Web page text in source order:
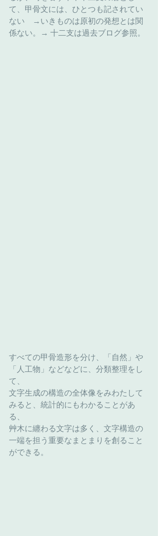
て、甲骨文には、ひとつも記されてい
ない　→いきものは原初の発想とは関
係ない。→ 十二支は過去ブログ参照。
すべての甲骨造形を分け、「自然」や
「人工物」などなどに、分類整理をし
て、
文字生成の構造の全体像をみわたして
みると、統計的にもわかることがあ
る、
艸木に纏わる文字は多く、文字構造の
一端を担う重要なまとまりを創ること
ができる。